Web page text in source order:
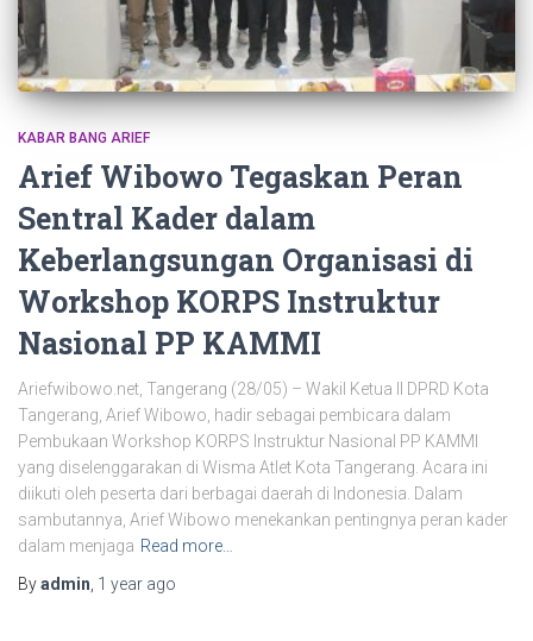
KABAR BANG ARIEF
Arief Wibowo Tegaskan Peran
Sentral Kader dalam
Keberlangsungan Organisasi di
Workshop KORPS Instruktur
Nasional PP KAMMI
Ariefwibowo.net, Tangerang (28/05) – Wakil Ketua II DPRD Kota
Tangerang, Arief Wibowo, hadir sebagai pembicara dalam
Pembukaan Workshop KORPS Instruktur Nasional PP KAMMI
yang diselenggarakan di Wisma Atlet Kota Tangerang. Acara ini
diikuti oleh peserta dari berbagai daerah di Indonesia. Dalam
sambutannya, Arief Wibowo menekankan pentingnya peran kader
dalam menjaga Read more…
Byadmin 1 year ago